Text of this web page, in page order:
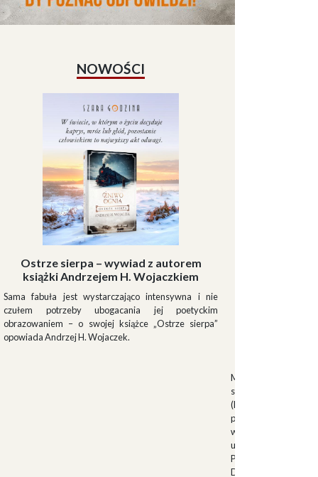
NOWOŚCI
Ostrze sierpa – wywiad z autorem
książki Andrzejem H. Wojaczkiem
Sama fabuła jest wystarczająco intensywna i nie
czułem potrzeby ubogacania jej poetyckim
obrazowaniem – o swojej książce „Ostrze sierpa”
opowiada Andrzej H. Wojaczek.
Muszkieterowie
stanowili elitarną
(Milizia Volontaria
pełniącą rolę
w latach 1923-
uroczystościach
Palazzo Venezia w
Duce.